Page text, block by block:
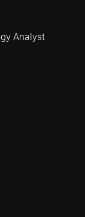
Analyst